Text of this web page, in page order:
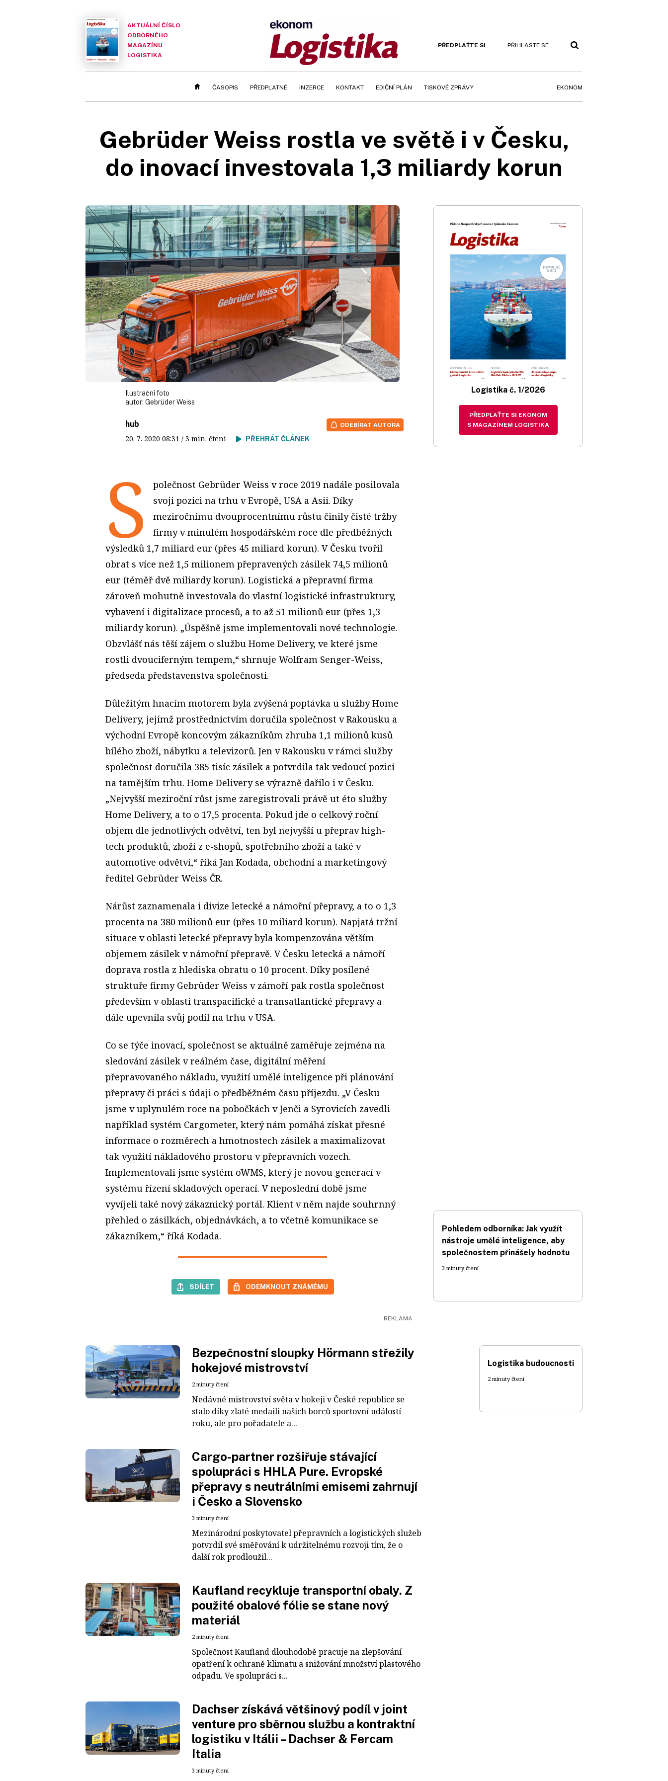
AKTUÁLNÍ ČÍSLO
ODBORNÉHO
MAGAZÍNU
LOGISTIKA
PŘEDPLAŤTE SI PŘIHLASTE SE
ČASOPIS PŘEDPLATNÉ INZERCE KONTAKT EDIČNÍ PLÁN TISKOVÉ ZPRÁVY EKONOM
Gebrüder Weiss rostla ve světě i v Česku,
do inovací investovala 1,3 miliardy korun
Ilustrační foto
autor: Gebrüder Weiss
hub
20. 7. 2020 08:31 / 3 min. čtení PŘEHRÁT ČLÁNEK
ODEBÍRAT AUTORA
S
polečnost Gebrüder Weiss v roce 2019 nadále posilovala
svoji pozici na trhu v Evropě, USA a Asii. Díky
meziročnímu dvouprocentnímu růstu činily čisté tržby
firmy v minulém hospodářském roce dle předběžných
výsledků 1,7 miliard eur (přes 45 miliard korun). V Česku tvořil
obrat s více než 1,5 milionem přepravených zásilek 74,5 milionů
eur (téměř dvě miliardy korun). Logistická a přepravní firma
zároveň mohutně investovala do vlastní logistické infrastruktury,
vybavení i digitalizace procesů, a to až 51 milionů eur (přes 1,3
miliardy korun). „Úspěšně jsme implementovali nové technologie.
Obzvlášť nás těší zájem o službu Home Delivery, ve které jsme
rostli dvouciferným tempem,“ shrnuje Wolfram Senger-Weiss,
předseda představenstva společnosti.
Důležitým hnacím motorem byla zvýšená poptávka u služby Home
Delivery, jejímž prostřednictvím doručila společnost v Rakousku a
východní Evropě koncovým zákazníkům zhruba 1,1 milionů kusů
bílého zboží, nábytku a televizorů. Jen v Rakousku v rámci služby
společnost doručila 385 tisíc zásilek a potvrdila tak vedoucí pozici
na tamějším trhu. Home Delivery se výrazně dařilo i v Česku.
„Nejvyšší meziroční růst jsme zaregistrovali právě ut éto služby
Home Delivery, a to o 17,5 procenta. Pokud jde o celkový roční
objem dle jednotlivých odvětví, ten byl nejvyšší u přeprav high-
tech produktů, zboží z e-shopů, spotřebního zboží a také v
automotive odvětví,“ říká Jan Kodada, obchodní a marketingový
ředitel Gebrüder Weiss ČR.
Nárůst zaznamenala i divize letecké a námořní přepravy, a to o 1,3
procenta na 380 milionů eur (přes 10 miliard korun). Napjatá tržní
situace v oblasti letecké přepravy byla kompenzována větším
objemem zásilek v námořní přepravě. V Česku letecká a námoří
doprava rostla z hlediska obratu o 10 procent. Díky posílené
struktuře firmy Gebrüder Weiss v zámoří pak rostla společnost
především v oblasti transpacifické a transatlantické přepravy a
dále upevnila svůj podíl na trhu v USA.
Co se týče inovací, společnost se aktuálně zaměřuje zejména na
sledování zásilek v reálném čase, digitální měření
přepravovaného nákladu, využití umělé inteligence při plánování
přepravy či práci s údaji o předběžném času příjezdu. „V Česku
jsme v uplynulém roce na pobočkách v Jenči a Syrovicích zavedli
například systém Cargometer, který nám pomáhá získat přesné
informace o rozměrech a hmotnostech zásilek a maximalizovat
tak využití nákladového prostoru v přepravních vozech.
Implementovali jsme systém oWMS, který je novou generací v
systému řízení skladových operací. V neposlední době jsme
vyvíjeli také nový zákaznický portál. Klient v něm najde souhrnný
přehled o zásilkách, objednávkách, a to včetně komunikace se
zákazníkem,“ říká Kodada.
SDÍLET ODEMKNOUT ZNÁMÉMU
Logistika č. 1/2026
PŘEDPLAŤTE SI EKONOM
S MAGAZÍNEM LOGISTIKA
Pohledem odborníka: Jak využít
nástroje umělé inteligence, aby
společnostem přinášely hodnotu
3 minuty čtení
Bezpečnostní sloupky Hörmann střežily
hokejové mistrovství
2 minuty čtení
Nedávné mistrovství světa v hokeji v České republice se
stalo díky zlaté medaili našich borců sportovní událostí
roku, ale pro pořadatele a...
Cargo-partner rozšiřuje stávající
spolupráci s HHLA Pure. Evropské
přepravy s neutrálními emisemi zahrnují
i Česko a Slovensko
3 minuty čtení
Mezinárodní poskytovatel přepravních a logistických služeb
potvrdil své směřování k udržitelnému rozvoji tím, že o
další rok prodloužil...
Kaufland recykluje transportní obaly. Z
použité obalové fólie se stane nový
materiál
2 minuty čtení
Společnost Kaufland dlouhodobě pracuje na zlepšování
opatření k ochraně klimatu a snižování množství plastového
odpadu. Ve spolupráci s...
Dachser získává většinový podíl v joint
venture pro sběrnou službu a kontraktní
logistiku v Itálii – Dachser & Fercam
Italia
3 minuty čtení
Logistika budoucnosti
2 minuty čtení